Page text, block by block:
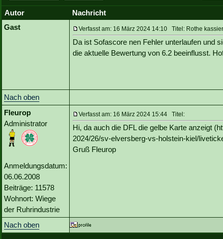
Autor
Nachricht
Gast
Verfasst am: 16 März 2024 14:10 Titel: Rothe
Da ist Sofascore nen Fehler unterlaufen und
die aktuelle Bewertung von 6.2 beeinflusst.
Nach oben
Fleurop
Administrator
Anmeldungsdatum:
06.06.2008
Beiträge: 11578
Wohnort: Wiege
der Ruhrindustrie
Verfasst am: 16 März 2024 15:44 Titel:
Hi, da auch die DFL die gelbe Karte anzeigt
2024/26/sv-elversberg-vs-holstein-kiel/
Gruß Fleurop
Nach oben